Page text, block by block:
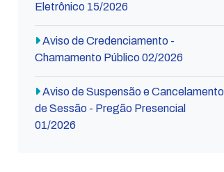
Eletrônico 15/2026
Aviso de Credenciamento -
Chamamento Público 02/2026
Aviso de Suspensão e Cancelamento
de Sessão - Pregão Presencial
01/2026